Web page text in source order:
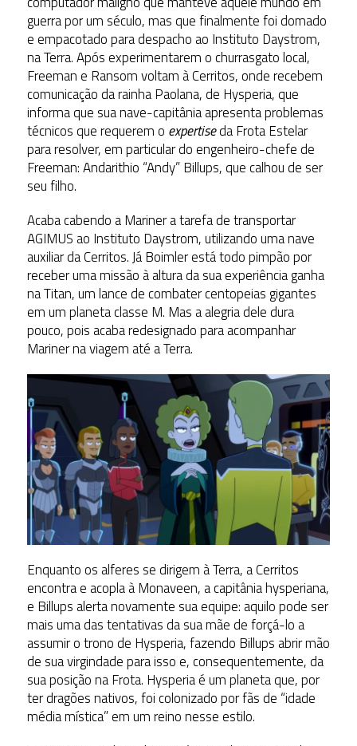
guerra por um século, mas que finalmente foi domado
e empacotado para despacho ao Instituto Daystrom,
na Terra. Após experimentarem o churrasgato local,
Freeman e Ransom voltam à Cerritos, onde recebem
comunicação da rainha Paolana, de Hysperia, que
informa que sua nave-capitânia apresenta problemas
técnicos que requerem o expertiseda Frota Estelar
para resolver, em particular do engenheiro-chefe de
Freeman: Andarithio “Andy” Billups, que calhou de ser
seu filho.
Acaba cabendo a Mariner a tarefa de transportar
AGIMUS ao Instituto Daystrom, utilizando uma nave
auxiliar da Cerritos. Já Boimler está todo pimpão por
receber uma missão à altura da sua experiência ganha
na Titan, um lance de combater centopeias gigantes
em um planeta classe M. Mas a alegria dele dura
pouco, pois acaba redesignado para acompanhar
Mariner na viagem até a Terra.
Enquanto os alferes se dirigem à Terra, a Cerritos
encontra e acopla à Monaveen, a capitânia hysperiana,
e Billups alerta novamente sua equipe: aquilo pode ser
mais uma das tentativas da sua mãe de forçá-lo a
assumir o trono de Hysperia, fazendo Billups abrir mão
de sua virgindade para isso e, consequentemente, da
sua posição na Frota. Hysperia é um planeta que, por
ter dragões nativos, foi colonizado por fãs de “idade
média mística” em um reino nesse estilo.